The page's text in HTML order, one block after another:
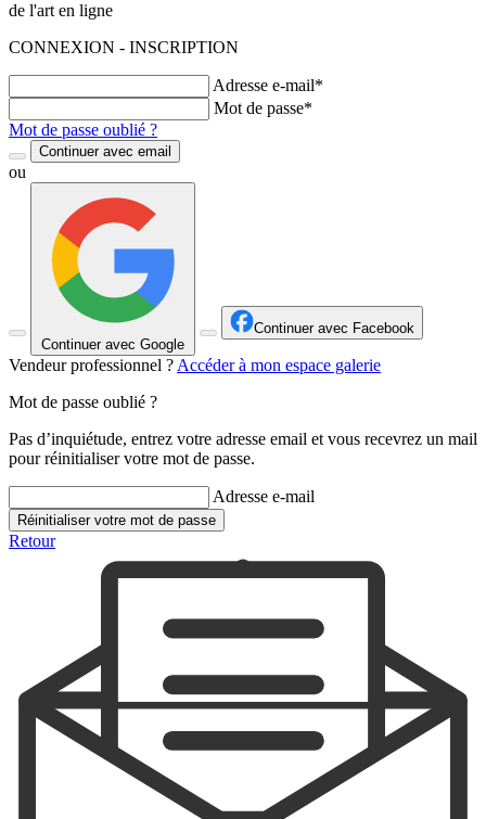
de l'art en ligne
CONNEXION - INSCRIPTION
Adresse e-mail*
Mot de passe*
Mot de passe oublié ?
Continuer avec email
ou
Continuer avec Google
Continuer avec Facebook
Vendeur professionnel ? Accéder à mon espace galerie
Mot de passe oublié ?
Pas d’inquiétude, entrez votre adresse email et vous recevrez un mail
pour réinitialiser votre mot de passe.
Adresse e-mail
Réinitialiser votre mot de passe
Retour